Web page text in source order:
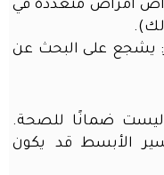
أمراض متعددة في
يشجع على البحث عن
ليست ضمانًا للصحة.
الأبسط قد يكون